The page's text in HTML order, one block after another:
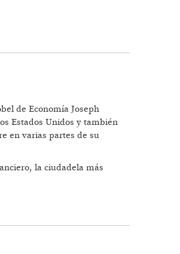
de Economía Joseph
Estados Unidos y también
en varias partes de su
la ciudadela más